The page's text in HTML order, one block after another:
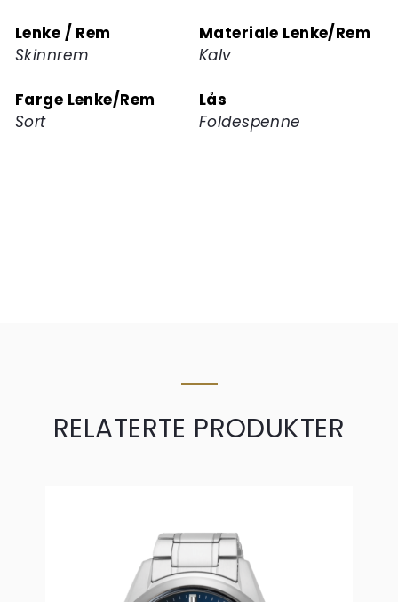
Lenke / Rem
Skinnrem
Materiale Lenke/Rem
Kalv
Farge Lenke/Rem
Sort
Lås
Foldespenne
RELATERTE PRODUKTER